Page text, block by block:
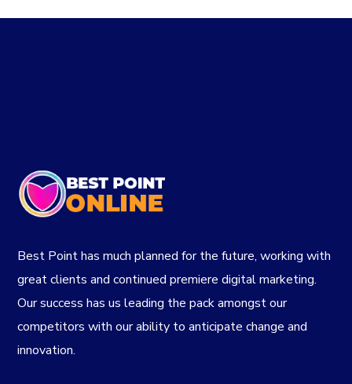
Best Point has much planned for the future, working with
great clients and continued premiere digital marketing.
Our success has us leading the pack amongst our
competitors with our ability to anticipate change and
innovation.